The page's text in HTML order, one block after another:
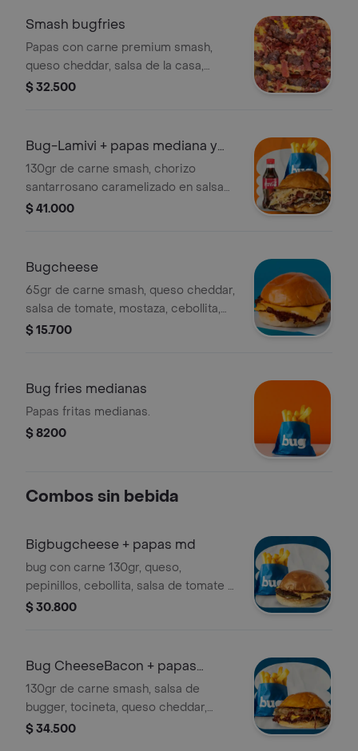
Smash bugfries
Papas con carne premium smash,
queso cheddar, salsa de la casa,
cebolla caramelizada y tocineta en
$ 32.500
Bug-Lamivi + papas mediana y
bebida
130gr de carne smash, chorizo
santarrosano caramelizado en salsa
de coca-cola, queso crema, queso
250ml.
$ 41.000
Bugcheese
65gr de carne smash, queso cheddar,
salsa de tomate, mostaza, cebollita,
pepinillo.
$ 15.700
Bug fries medianas
Papas fritas medianas.
$ 8200
Combos sin bebida
Bigbugcheese + papas md
bug con carne 130gr, queso,
pepinillos, cebollita, salsa de tomate y
mostaza. Con papas de medianas.
$ 30.800
Bug CheeseBacon + papas
medianas
130gr de carne smash, salsa de
bugger, tocineta, queso cheddar,
tomate, cebolla. Con papas medianas.
$ 34.500